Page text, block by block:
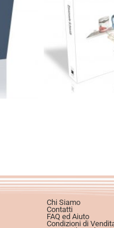
Chi Siamo
Contatti
FAQ ed Aiuto
Condizioni di